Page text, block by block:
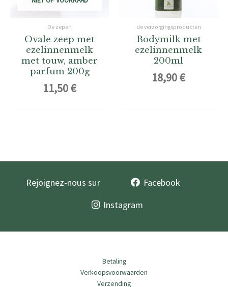
De zepen
Ovale zeep met
ezelinnenmelk
met touw, amber
parfum 200g
11,50€
de verzorgingsproducten
Bodymilk met
ezelinnenmelk
200ml
18,90€
Rejoignez-nous sur
Facebook
Instagram
Betaling
Verkoopsvoorwaarden
Verzending